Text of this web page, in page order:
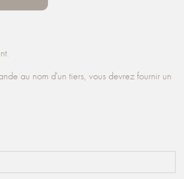
au nom d'un tiers, vous devrez fournir un